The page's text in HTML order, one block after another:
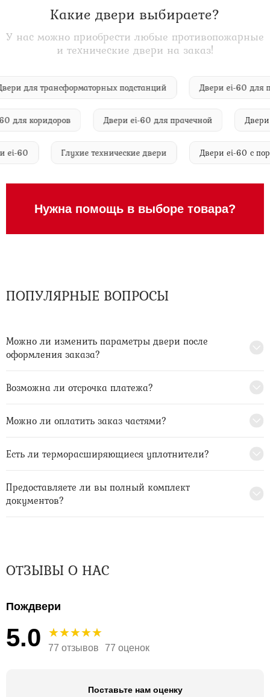
Какие двери выбираете?
У нас можно приобрести любые противопожарные
и технические двери на заказ!
Двери для трансформаторных подстанций Двери ei-60
для коридоров Двери ei-60 для прачечной Двери
ei-60 Глухие технические двери Двери ei-60 с
Нужна помощь в выборе товара?
ПОПУЛЯРНЫЕ ВОПРОСЫ
Можно ли изменить параметры двери после
оформления заказа?
Возможна ли отсрочка платежа?
Можно ли оплатить заказ частями?
Есть ли терморасширяющиеся уплотнители?
Предоставляете ли вы полный комплект
документов?
ОТЗЫВЫ О НАС
Пождвери
5.0 77 отзывов 77 оценок
Поставьте нам оценку